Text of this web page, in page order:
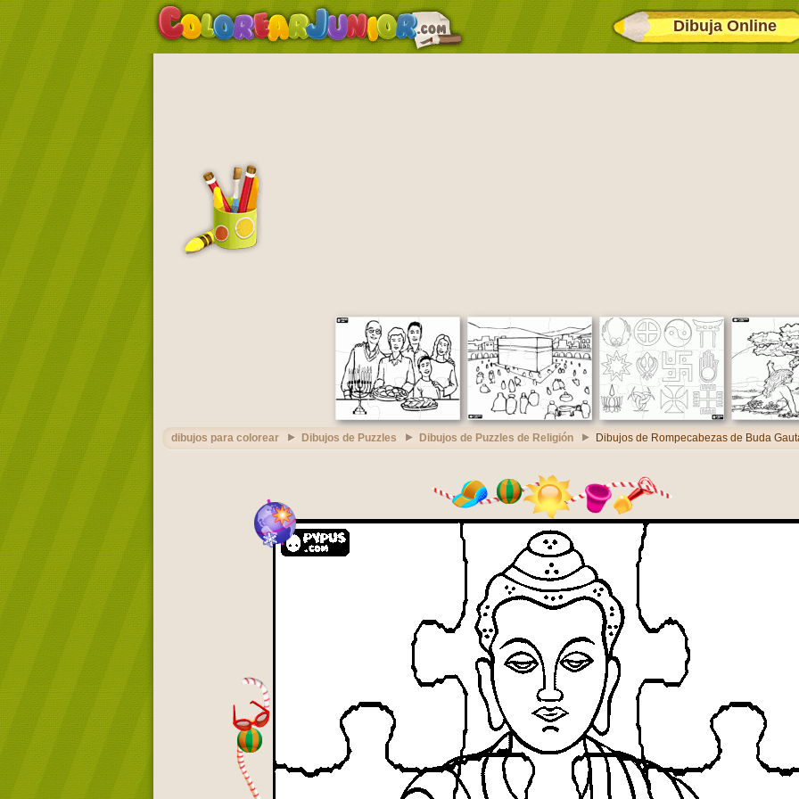
Dibuja Online
dibujos para colorear Dibujos de Puzzles Dibujos de Puzzles de Religión Dibujos de Rompecabezas de Buda